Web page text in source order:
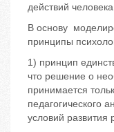
действий
В основу
принципы
1) принцип
что решение о
принимается
педагогического
условий развития